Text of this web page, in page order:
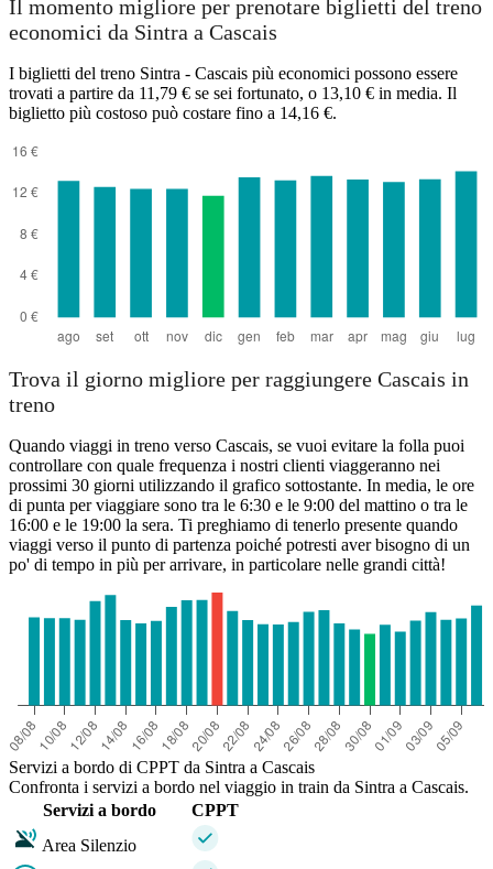
Il momento migliore per prenotare biglietti del treno
economici da Sintra a Cascais
I biglietti del treno Sintra - Cascais più economici possono essere
trovati a partire da 11,79 € se sei fortunato, o 13,10 € in media. Il
biglietto più costoso può costare fino a 14,16 €.
Trova il giorno migliore per raggiungere Cascais in
treno
Quando viaggi in treno verso Cascais, se vuoi evitare la folla puoi
controllare con quale frequenza i nostri clienti viaggeranno nei
prossimi 30 giorni utilizzando il grafico sottostante. In media, le ore
di punta per viaggiare sono tra le 6:30 e le 9:00 del mattino o tra le
16:00 e le 19:00 la sera. Ti preghiamo di tenerlo presente quando
viaggi verso il punto di partenza poiché potresti aver bisogno di un
po' di tempo in più per arrivare, in particolare nelle grandi città!
Servizi a bordo di CPPT da Sintra a Cascais
Confronta i servizi a bordo nel viaggio in train da Sintra a Cascais.
Servizi a bordo
CPPT
Area Silenzio